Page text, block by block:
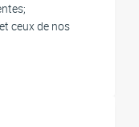
ceux de nos